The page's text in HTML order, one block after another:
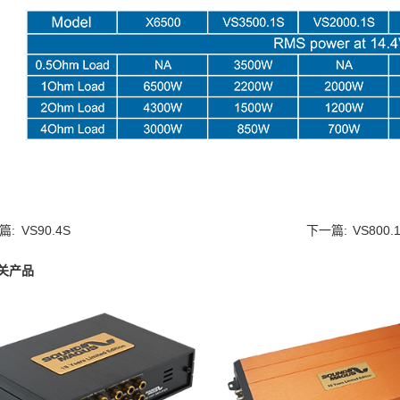
: VS90.4S 下一篇:
产品